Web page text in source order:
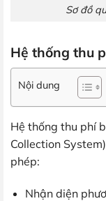
Sơ đồ
Hệ thống thu
Nội dung
Hệ thống thu phí
Collection
phép:
Nhận diện